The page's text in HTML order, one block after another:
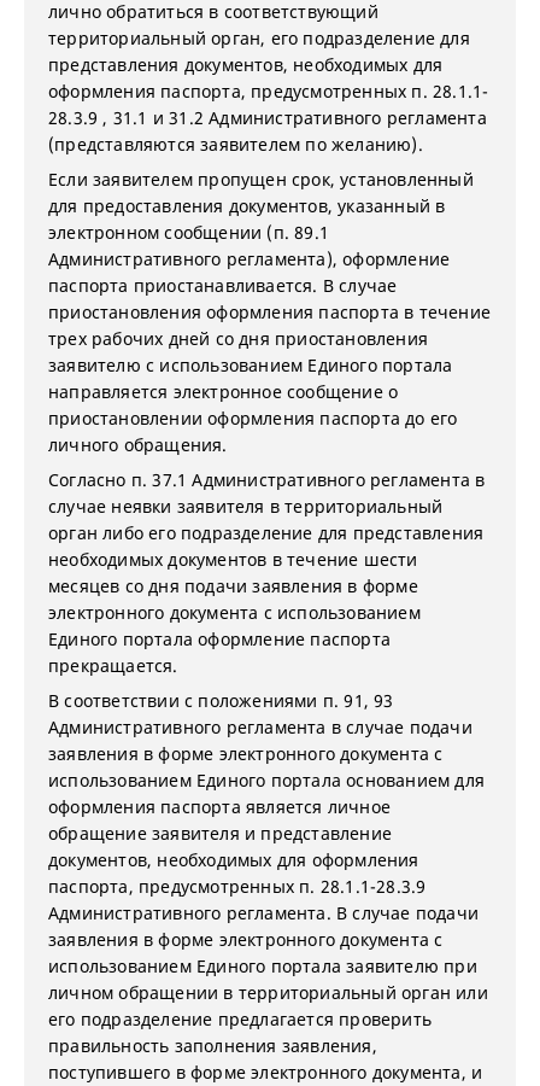
лично обратиться в соответствующий
территориальный орган, его подразделение для
представления документов, необходимых для
оформления паспорта, предусмотренных п. 28.1.1-
28.3.9 , 31.1 и 31.2 Административного регламента
(представляются заявителем по желанию).
Если заявителем пропущен срок, установленный
для предоставления документов, указанный в
электронном сообщении (п. 89.1
Административного регламента), оформление
паспорта приостанавливается. В случае
приостановления оформления паспорта в течение
трех рабочих дней со дня приостановления
заявителю с использованием Единого портала
направляется электронное сообщение о
приостановлении оформления паспорта до его
личного обращения.
Согласно п. 37.1 Административного регламента в
случае неявки заявителя в территориальный
орган либо его подразделение для представления
необходимых документов в течение шести
месяцев со дня подачи заявления в форме
электронного документа с использованием
Единого портала оформление паспорта
прекращается.
В соответствии с положениями п. 91, 93
Административного регламента в случае подачи
заявления в форме электронного документа с
использованием Единого портала основанием для
оформления паспорта является личное
обращение заявителя и представление
документов, необходимых для оформления
паспорта, предусмотренных п. 28.1.1-28.3.9
Административного регламента. В случае подачи
заявления в форме электронного документа с
использованием Единого портала заявителю при
личном обращении в территориальный орган или
его подразделение предлагается проверить
правильность заполнения заявления,
поступившего в форме электронного документа, и